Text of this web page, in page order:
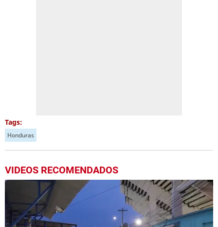
Tags:
Honduras
VIDEOS RECOMENDADOS